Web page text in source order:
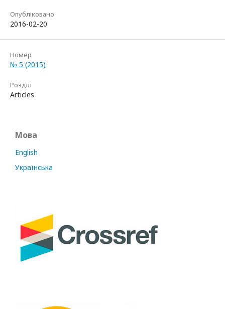
Опубліковано
2016-02-20
Номер
№ 5 (2015)
Розділ
Articles
Мова
English
Українська